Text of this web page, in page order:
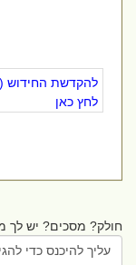
להקדשת החידוש
לחץ כאן
חולק? מסכים? יש לך